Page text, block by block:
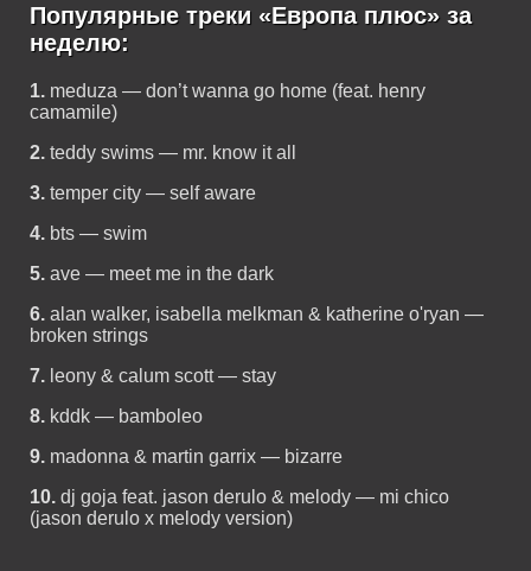
Популярные треки «Европа плюс» за
неделю:
1. meduza — don’t wanna go home (feat. henry
camamile)
2. teddy swims — mr. know it all
3. temper city — self aware
4. bts — swim
5. ave — meet me in the dark
6. alan walker, isabella melkman & katherine o'ryan —
broken strings
7. leony & calum scott — stay
8. kddk — bamboleo
9. madonna & martin garrix — bizarre
10. dj goja feat. jason derulo & melody — mi chico
(jason derulo x melody version)